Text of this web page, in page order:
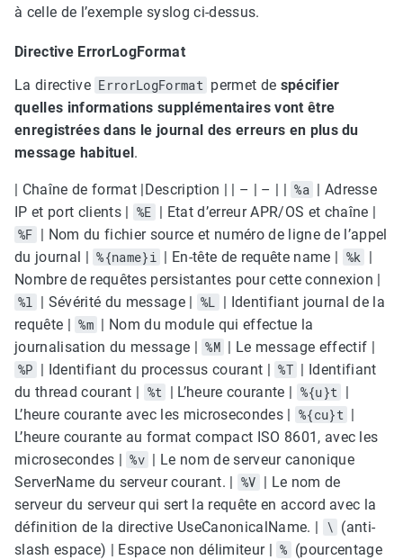
à celle de l’exemple syslog ci-dessus.
Directive ErrorLogFormat
La directive ErrorLogFormat permet de spécifier
quelles informations supplémentaires vont être
enregistrées dans le journal des erreurs en plus du
message habituel .
| Chaîne de format |Description | | – | – | | %a
| Adresse
IP et port clients |
%E
| Etat d’erreur APR/OS et chaîne |
%F
| Nom du fichier source et numéro de ligne de l’appel
du journal |
%{name}i | En-tête de requête name | %k
Nombre de requêtes persistantes pour cette connexion |
%l
| Sévérité du message | %L
| Identifiant journal de la
requête |
%m
| Nom du module qui effectue la
journalisation du message |
%M
| Le message effectif |
%P
| Identifiant du processus courant | %T
| Identifiant
du thread courant |
%t | L’heure courante | %{u}t
L’heure courante avec les microsecondes |
%{cu}t
L’heure courante au format compact ISO 8601, avec les
microsecondes |
%v
| Le nom de serveur canonique
ServerName du serveur courant. |
%V
| Le nom de
serveur du serveur qui sert la requête en accord avec la
définition de la directive UseCanonicalName. |
\ (anti-
slash espace) | Espace non délimiteur |
% (pourcentage